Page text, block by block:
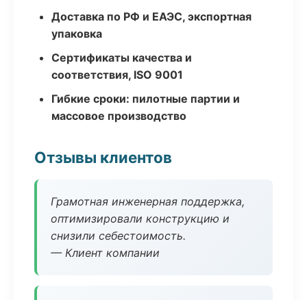
Доставка по РФ и ЕАЭС, экспортная
упаковка
Сертификаты качества и
соответствия, ISO 9001
Гибкие сроки: пилотные партии и
массовое производство
Отзывы клиентов
Грамотная инженерная поддержка,
оптимизировали конструкцию и
снизили себестоимость.
— Клиент компании